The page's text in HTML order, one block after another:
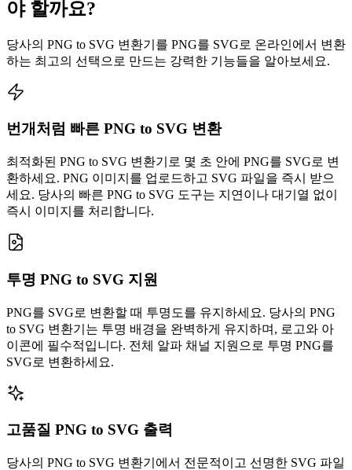
야 할까요?
당사의 PNG to SVG 변환기를 PNG를 SVG로 온라인에서 변환
하는 최고의 선택으로 만드는 강력한 기능들을 알아보세요.
번개처럼 빠른 PNG to SVG 변환
최적화된 PNG to SVG 변환기로 몇 초 안에 PNG를 SVG로 변
환하세요. PNG 이미지를 업로드하고 SVG 파일을 즉시 받으
세요. 당사의 빠른 PNG to SVG 도구는 지연이나 대기열 없이
즉시 이미지를 처리합니다.
투명 PNG to SVG 지원
PNG를 SVG로 변환할 때 투명도를 유지하세요. 당사의 PNG
to SVG 변환기는 투명 배경을 완벽하게 유지하며, 로고와 아
이콘에 필수적입니다. 전체 알파 채널 지원으로 투명 PNG를
SVG로 변환하세요.
고품질 PNG to SVG 출력
당사의 PNG to SVG 변환기에서 전문적이고 선명한 SVG 파일